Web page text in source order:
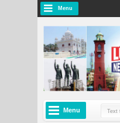
Menu
Menu